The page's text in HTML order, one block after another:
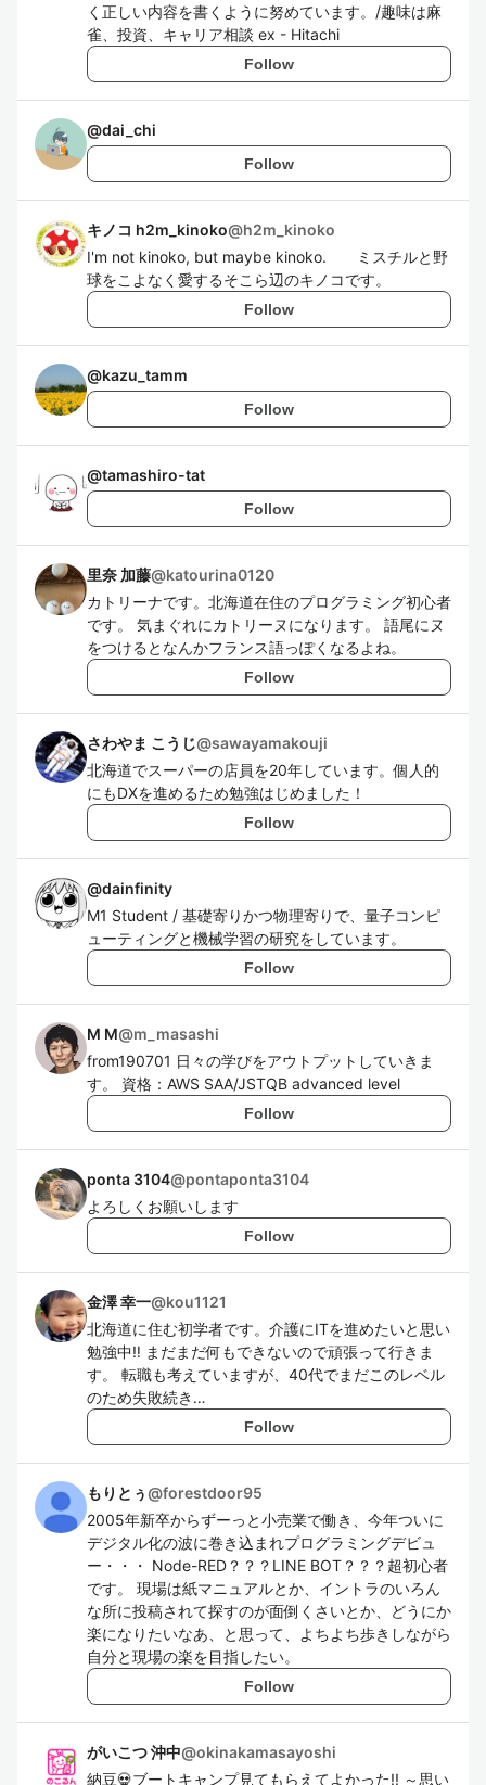
く正しい内容を書くように努めています。/趣味は麻
雀、投資、キャリア相談 ex - Hitachi
Follow
@dai_chi
Follow
キノコ h2m_kinoko@h2m_kinoko
I'm not kinoko, but maybe kinoko. ミスチルと野
球をこよなく愛するそこら辺のキノコです。
Follow
@kazu_tamm
Follow
@tamashiro-tat
Follow
里奈 加藤@katourina0120
カトリーナです。北海道在住のプログラミング初心者
です。 気まぐれにカトリーヌになります。 語尾にヌ
をつけるとなんかフランス語っぽくなるよね。
Follow
さわやま こうじ@sawayamakouji
北海道でスーパーの店員を20年しています。個人的
にもDXを進めるため勉強はじめました！
Follow
@dainfinity
M1 Student / 基礎寄りかつ物理寄りで、量子コンピ
ューティングと機械学習の研究をしています。
Follow
M M@m_masashi
from190701 日々の学びをアウトプットしていきま
す。 資格：AWS SAA/JSTQB advanced level
Follow
ponta 3104@pontaponta3104
よろしくお願いします
Follow
金澤 幸一@kou1121
北海道に住む初学者です。介護にITを進めたいと思い
勉強中‼ まだまだ何もできないので頑張って行きま
す。 転職も考えていますが、40代でまだこのレベル
のため失敗続き…
Follow
もりとぅ@forestdoor95
2005年新卒からずーっと小売業で働き、今年ついに
デジタル化の波に巻き込まれプログラミングデビュ
ー・・・ Node-RED？？？LINE BOT？？？超初心者
です。 現場は紙マニュアルとか、イントラのいろん
な所に投稿されて探すのが面倒くさいとか、どうにか
楽になりたいなあ、と思って、よちよち歩きしながら
自分と現場の楽を目指したい。
Follow
がいこつ 沖中@okinakamasayoshi
納豆💀ブートキャンプ見てもらえてよかった!! ～思い